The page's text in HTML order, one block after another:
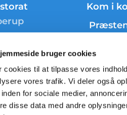
bruger cookies
cookies til at tilpasse vores
vores trafik. Vi deler også
for sociale medier,
disse data med andre
Kom i